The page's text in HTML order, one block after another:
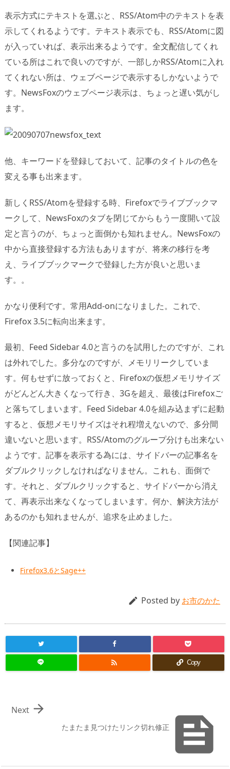
表示方式にテキストを選ぶと、RSS/Atom中のテキストを表
示してくれるようです。テキスト表示でも、RSS/Atomに図
が入っていれば、表示出来るようです。全文配信してくれ
ている所はこれで良いのですが、一部しかRSS/Atomに入れ
てくれない所は、ウェブページで表示するしかないようで
す。NewsFoxのウェブページ表示は、ちょっと遅い気がし
ます。
他、キーワードを登録しておいて、記事のタイトルの色を
変える事も出来ます。
新しくRSS/Atomを登録する時、Firefoxでライブブックマ
ークして、NewsFoxのタブを閉じてからもう一度開いて設
定と言うのが、ちょっと面倒かも知れません。NewsFoxの
中から直接登録する方法もありますが、将来の移行を考
え、ライブブックマークで登録した方が良いと思いま
す。。
かなり便利です。常用Add-onになりました。これで、
Firefox 3.5に転向出来ます。
最初、Feed Sidebar 4.0と言うのを試用したのですが、これ
は外れでした。多分なのですが、メモリリークしていま
す。何もせずに放っておくと、Firefoxの仮想メモリサイズ
がどんどん大きくなって行き、3Gを超え、最後はFirefoxご
と落ちてしまいます。Feed Sidebar 4.0を組み込まずに起動
すると、仮想メモリサイズはそれ程増えないので、多分間
違いないと思います。RSS/Atomのグループ分けも出来ない
ようです。記事を表示する為には、サイドバーの記事名を
ダブルクリックしなければなりません。これも、面倒で
す。それと、ダブルクリックすると、サイドバーから消え
て、再表示出来なくなってしまいます。何か、解決方法が
あるのかも知れませんが、追求を止めました。
【関連記事】
Firefox3.6とSage++
 Posted by お市のかた
 Copy

たまたま見つけたリンク切れ修正

Next